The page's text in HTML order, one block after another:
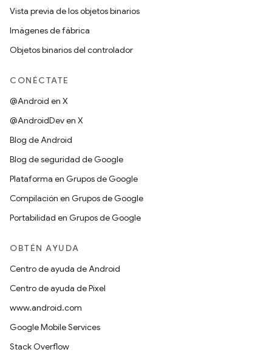
Vista previa de los objetos binarios
Imágenes de fábrica
Objetos binarios del controlador
CONÉCTATE
@Android en X
@AndroidDev en X
Blog de Android
Blog de seguridad de Google
Plataforma en Grupos de Google
Compilación en Grupos de Google
Portabilidad en Grupos de Google
OBTÉN AYUDA
Centro de ayuda de Android
Centro de ayuda de Pixel
www.android.com
Google Mobile Services
Stack Overflow